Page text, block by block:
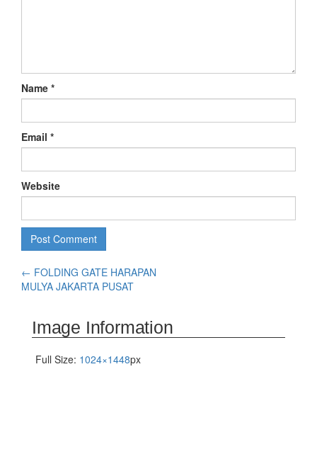
Name *
Email *
Website
← FOLDING GATE HARAPAN
MULYA JAKARTA PUSAT
Image Information
Full Size: 1024×1448px